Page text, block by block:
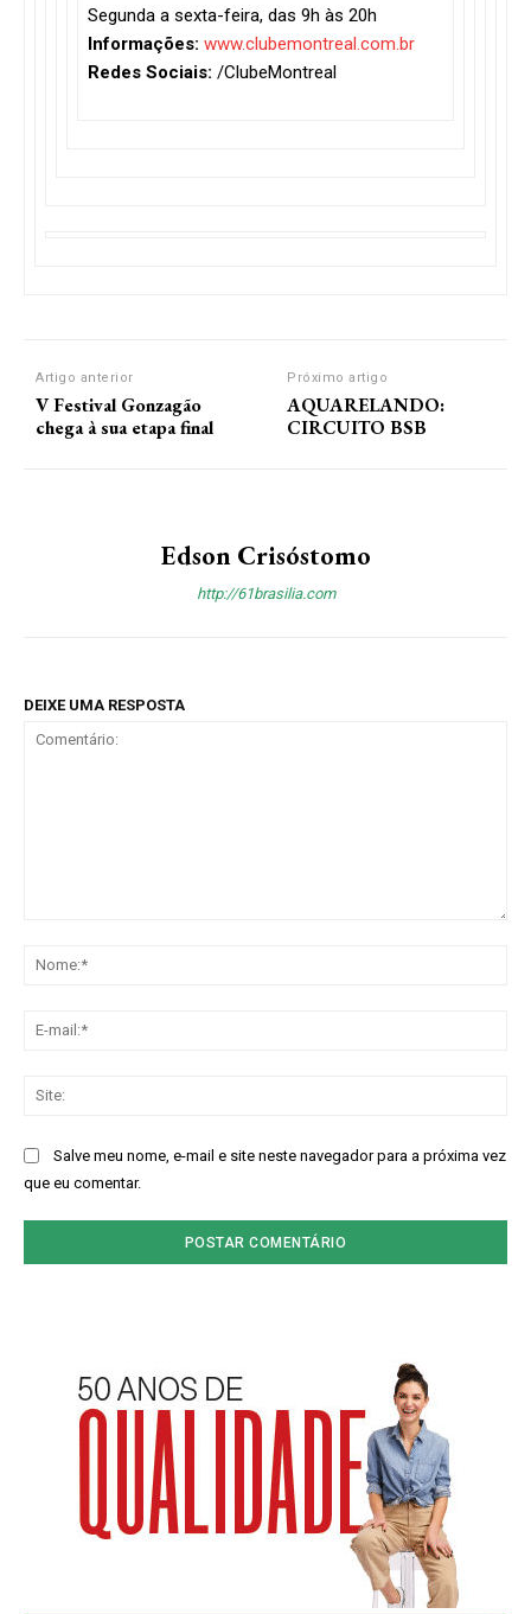
Segunda a sexta-feira, das 9h às 20h
Informações: www.clubemontreal.com.br
Redes Sociais: /ClubeMontreal
Artigo anterior
V Festival Gonzagão
chega à sua etapa final
Próximo artigo
AQUARELANDO:
CIRCUITO BSB
Edson Crisóstomo
http://61brasilia.com
DEIXE UMA RESPOSTA
Salve meu nome, e-mail e site neste navegador para a próxima vez
que eu comentar.